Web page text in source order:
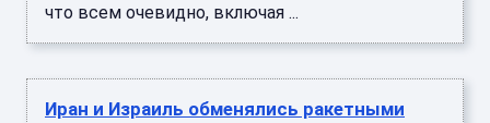
что всем очевидно, включая ...
Иран и Израиль обменялись ракетными